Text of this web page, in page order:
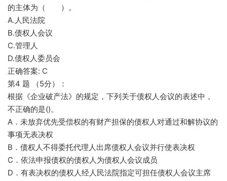
的主体为（ ）。
A.人民法院
B.债权人会议
C.管理人
D.债权人委员会
正确答案: C
第4 题 （5分）：
根据《企业破产法》的规定，下列关于债权人会议的表述中，
不正确的是()。
A．未放弃优先受偿权的有财产担保的债权人对通过和解协议的
事项无表决权
B．债权人不得委托代理人出席债权人会议并行使表决权
C．依法申报债权的债权人为债权人会议成员
D．有表决权的债权人经人民法院指定可担任债权人会议主席